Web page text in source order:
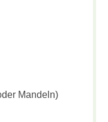
Mandeln)